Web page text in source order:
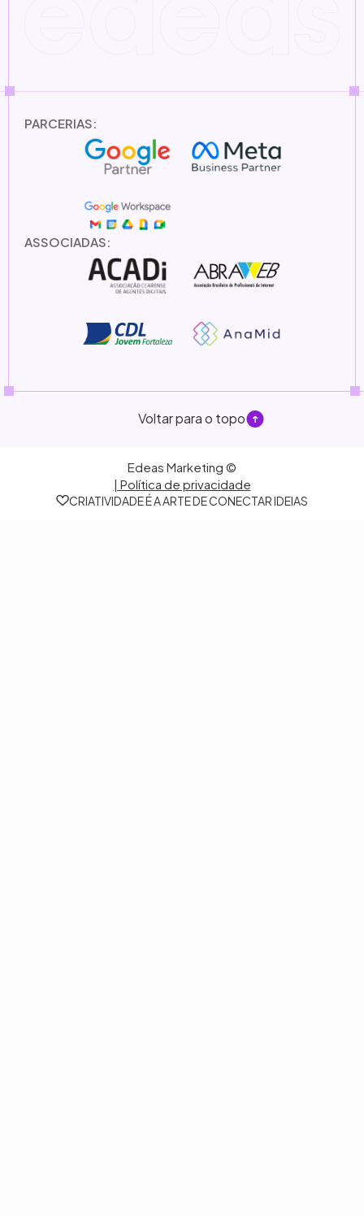
PARCERIAS:
ASSOCIADAS:
Voltar para o topo
Edeas Marketing ©
| Política de privacidade
CRIATIVIDADE É A ARTE DE CONECTAR IDEIAS